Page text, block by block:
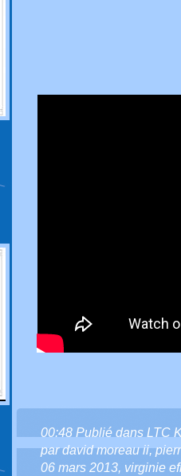
00:48 Publié dans LTC
par david moreau ii,
06 mars 2013, virginie